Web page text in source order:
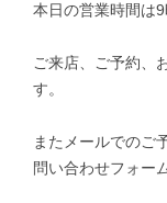
本日の営業時間は
ご来店、ご予約、
す。
またメールでのご
問い合わせフォー